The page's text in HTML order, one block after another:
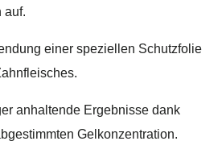
auf.
einer speziellen Schutzfolie
anhaltende Ergebnisse dank
Gelkonzentration.